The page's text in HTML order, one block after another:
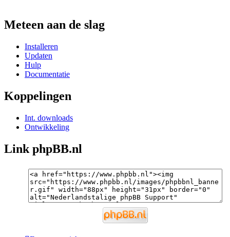
Meteen aan de slag
Installeren
Updaten
Hulp
Documentatie
Koppelingen
Int. downloads
Ontwikkeling
Link phpBB.nl